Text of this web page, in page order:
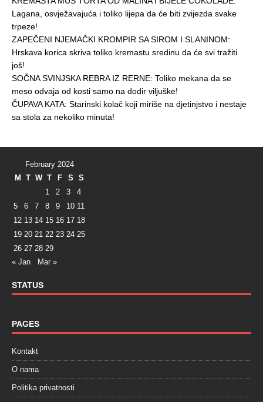
Lagana, osvježavajuća i toliko lijepa da će biti zvijezda svake
trpeze!
ZAPEČENI NJEMAČKI KROMPIR SA SIROM I SLANINOM:
Hrskava korica skriva toliko kremastu sredinu da će svi tražiti
još!
SOČNA SVINJSKA REBRA IZ RERNE: Toliko mekana da se
meso odvaja od kosti samo na dodir viljuške!
ČUPAVA KATA: Starinski kolač koji miriše na djetinjstvo i nestaje
sa stola za nekoliko minuta!
February 2024
M T W T F S
S
1
2 3
4
5
6 7 8 9 10 11
12 13 14 15 16 17 18
19 20 21 22 23 24 25
26 27 28 29
« Jan
Mar »
STATUS
PAGES
Kontakt
O nama
Politika privatnosti